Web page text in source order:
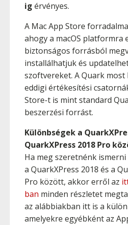
ig érvényes.
A Mac App Store
ahogy a macOS platformra
biztonságos forrásból
installálhatjuk és
szoftvereket. A Quark most
eddigi értékesítési
Store-t is mint standard
beszerzési forrást.
Különbségek a
QuarkXPress 2018 Pro
Ha meg szeretnénk
a QuarkXPress 2018 és a
Pro között, akkor erről az
ban minden részletet
az alábbiakban itt is a
amelyekre egyébként az